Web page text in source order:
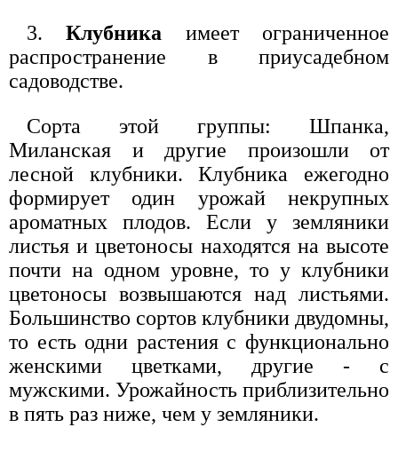
3.Клубника имеет ограниченное
распространение в приусадебном
садоводстве.
Сорта этой группы: Шпанка,
Миланская и другие произошли от
лесной клубники. Клубника ежегодно
формирует один урожай некрупных
ароматных плодов. Если у земляники
листья и цветоносы находятся на высоте
почти на одном уровне, то у клубники
цветоносы возвышаются над листьями.
Большинство сортов клубники двудомны,
то есть одни растения с функционально
женскими цветками, другие - с
мужскими. Урожайность приблизительно
в пять раз ниже, чем у земляники.